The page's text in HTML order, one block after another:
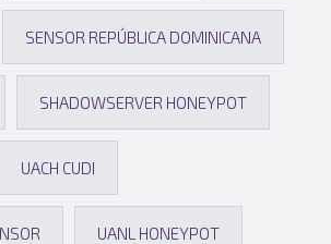
SENSOR REPÚBLICA DOMINICANA
SHADOWSERVER HONEYPOT
UACH CUDI
UANL HONEYPOT